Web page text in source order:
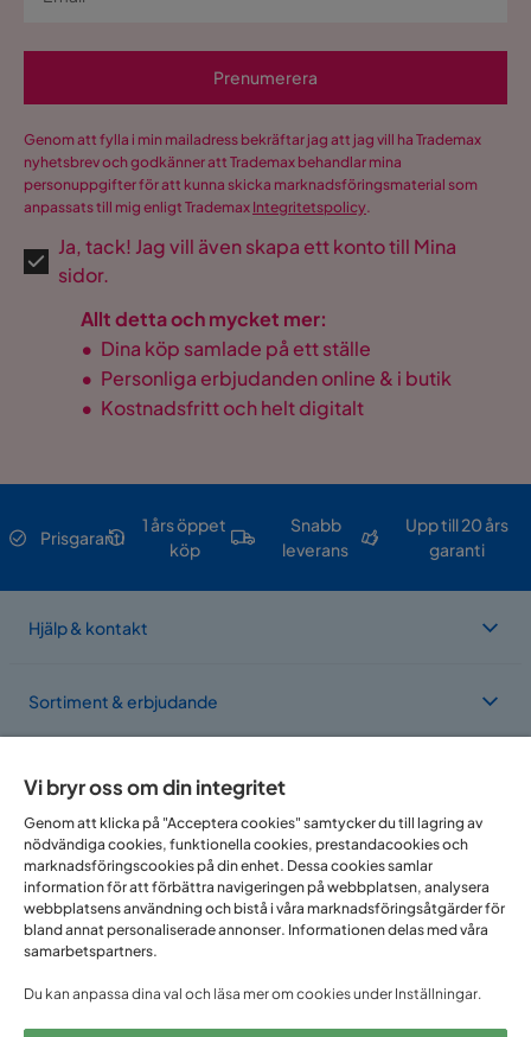
Prenumerera
Genom att fylla i min mailadress bekräftar jag att jag vill ha Trademax
nyhetsbrev och godkänner att Trademax behandlar mina
personuppgifter för att kunna skicka marknadsföringsmaterial som
anpassats till mig enligt Trademax Integritetspolicy.
Ja, tack! Jag vill även skapa ett konto till Mina
sidor.
Allt detta och mycket mer:
• Dina köp samlade på ett ställe
• Personliga erbjudanden online & i butik
• Kostnadsfritt och helt digitalt
Prisgaranti
1 års öppet
köp
Snabb
leverans
Upp till 20 års
garanti
Hjälp & kontakt
Sortiment & erbjudande
Vi finns i flera länder
Vi bryr oss om din integritet
Genom att klicka på "Acceptera cookies" samtycker du till lagring av
nödvändiga cookies, funktionella cookies, prestandacookies och
marknadsföringscookies på din enhet. Dessa cookies samlar
information för att förbättra navigeringen på webbplatsen, analysera
webbplatsens användning och bistå i våra marknadsföringsåtgärder för
bland annat personaliserade annonser. Informationen delas med våra
samarbetspartners.
Du kan anpassa dina val och läsa mer om cookies under Inställningar.